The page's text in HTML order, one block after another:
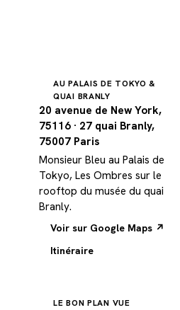
AU PALAIS DE TOKYO &
QUAI BRANLY
20 avenue de New York,
75116 · 27 quai Branly,
75007 Paris
Monsieur Bleu au Palais de
Tokyo, Les Ombres sur le
rooftop du musée du quai
Branly.
Voir sur Google Maps ↗
Itinéraire
LE BON PLAN VUE